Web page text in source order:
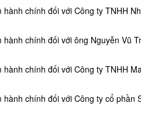
chính đối với Công ty TNHH
chính đối với ông Nguyễn Vũ
chính đối với Công ty TNHH
chính đối với Công ty cổ phần